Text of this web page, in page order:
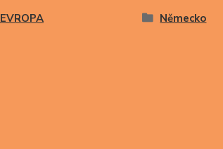
EVROPA Německo